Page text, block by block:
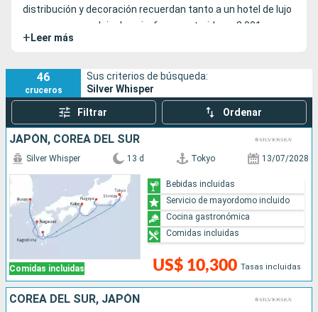
distribución y decoración recuerdan tanto a un hotel de lujo
como a un complejo de ocio, fue construido en 2.001 y
remodelado en 2.018. Su barco hermano es el Silver
+ Leer más
46
cruceros
Sus criterios de búsqueda:
Silver Whisper
Filtrar Ordenar
JAPÓN, COREA DEL SUR
Comidas incluidas
Silver Whisper 13 d Tokyo 13/07/2028
US$ 10,300 Tasas incluidas
Bebidas incluidas
Servicio de mayordomo incluido
Cocina gastronómica
Comidas incluidas
COREA DEL SUR, JAPÓN